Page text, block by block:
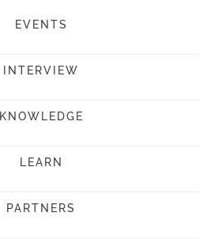
EVENTS
INTERVIEW
KNOWLEDGE
LEARN
PARTNERS